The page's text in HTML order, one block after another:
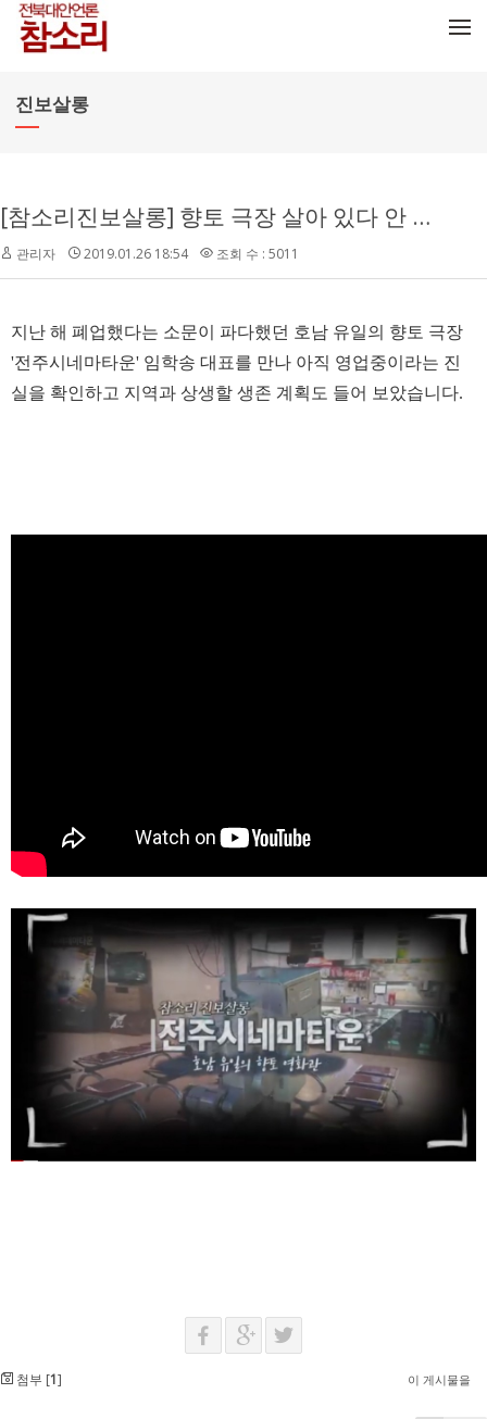
진보살롱
[참소리진보살롱] 향토 극장 살아 있다 안 망했다!
관리자 2019.01.26 18:54 조회 수 : 5011
지난 해 폐업했다는 소문이 파다했던 호남 유일의 향토 극장
'전주시네마타운' 임학송 대표를 만나 아직 영업중이라는 진
실을 확인하고 지역과 상생할 생존 계획도 들어 보았습니다.
첨부 [1] 이 게시물을